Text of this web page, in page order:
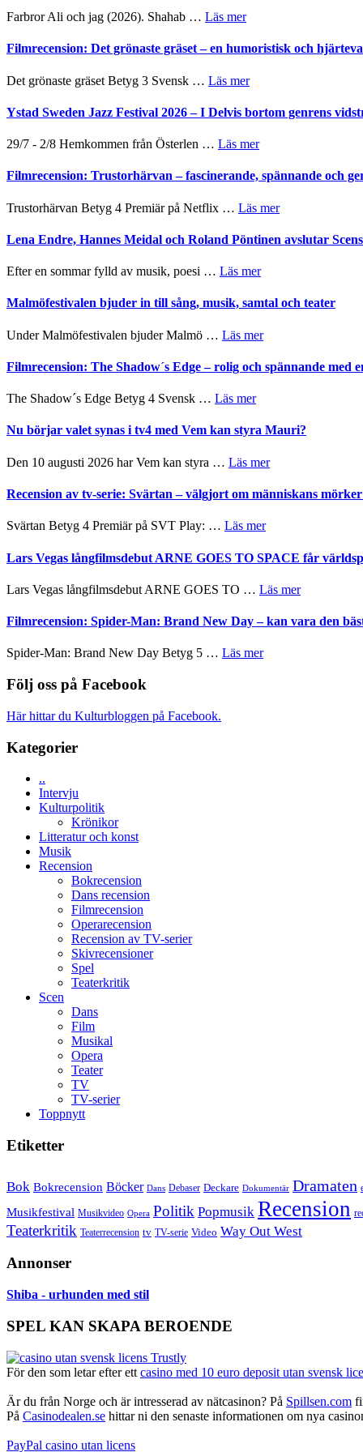
19
titlar
årets
Farbror Ali och jag (2026). Shahab … Läs merom
Shahab
Filmstadens
stipendium
Filmrecension: Det grönaste gräset – en humoristisk och
Det grönaste gräset Betyg 3 Svensk … Läs merom
Det
grönaste
–
humoristisk
hjärtevarm
kompott
Ystad Sweden Jazz Festival 2026 – I Delvis bortom genrens
29/7 - 2/8 Hemkommen från Österlen … Läs merom
Sweden
Jazz
2026
I
bortom
vidsträckta
Filmrecension: Trustorhärvan – fascinerande, spännande och
Trustorhärvan Betyg 4 Premiär på Netflix … Läs merom
Trustorhärvan
ger
på
Lena Endre, Hannes Meidal och Roland Pöntinen avslutar
Efter en sommar fylld av musik, poesi … Läs merom
Endre,
och
Pöntinen
Artipelag
Malmöfestivalen bjuder in till sång, musik, samtal och teater
Under Malmöfestivalen bjuder Malmö … Läs merom
bjuder
in
samtal
teater
Filmrecension: The Shadow´s Edge – rolig och spännande med
The Shadow´s Edge Betyg 4 Svensk … Läs merom
The
Edge
rolig
spännande
en
Chan
storform
Nu börjar valet synas i tv4 med Vem kan styra Mauri?
Den 10 augusti 2026 har Vem kan styra … Läs merom
börjar
med
kan
Mauri?
Recension av tv-serie: Svärtan – välgjort om människans
Svärtan Betyg 4 Premiär på SVT Play: … Läs merom
av
tv-
serie:
Svärtan
välgjort
Lars Vegas långfilmsdebut ARNE GOES TO SPACE får
Lars Vegas långfilmsdebut ARNE GOES TO … Läs merom
Vegas
Filmrecension: Spider-Man: Brand New Day – kan vara den
Spider-Man: Brand New Day Betyg 5 … Läs merom
Följ oss på Facebook
Här hittar du Kulturbloggen på Facebook.
Kategorier
..
Intervju
Kulturpolitik
Krönikor
Litteratur och konst
Musik
Recension
Bokrecension
Dans recension
Filmrecension
Operarecension
Recension av TV-serier
Skivrecensioner
Spel
Teaterkritik
Scen
Dans
Film
Musikal
Opera
Teater
TV
TV-serier
Toppnytt
Etiketter
Bok Bokrecension Böcker Dans Debaser Deckare Dokumentär Dramaten
Musikfestival Musikvideo Opera Politik Popmusik Recension
Teaterkritik Teaterrecension tv TV-serie Video Way Out West
Annonser
Shiba - urhunden med stil
SPEL KAN SKAPA BEROENDE
För den som letar efter ett casino med 10 euro deposit utan svensk
Är du från Norge och är intresserad av nätcasinon? På Spillsen.com
På Casinodealen.se hittar ni den senaste informationen om nya
PayPal casino utan licens